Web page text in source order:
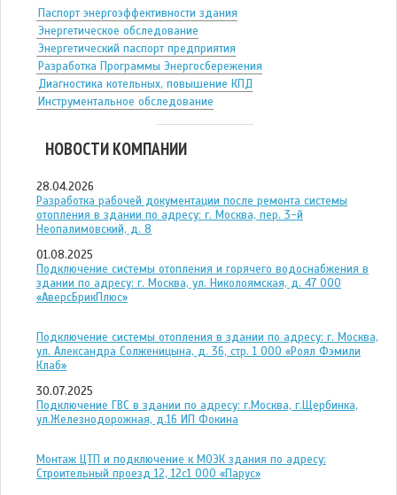
Паспорт энергоэффективности здания
Энергетическое обследование
Энергетический паспорт предприятия
Разработка Программы Энергосбережения
Диагностика котельных, повышение КПД
Инструментальное обследование
НОВОСТИ КОМПАНИИ
28.04.2026
Разработка рабочей документации после ремонта системы
отопления в здании по адресу: г. Москва, пер. 3-й
Неопалимовский, д. 8
01.08.2025
Подключение системы отопления и горячего водоснабжения в
здании по адресу: г. Москва, ул. Николоямская, д. 47 ООО
«АверсБрикПлюс»
Подключение системы отопления в здании по адресу: г. Москва,
ул. Александра Солженицына, д. 36, стр. 1 ООО «Роял Фэмили
Клаб»
30.07.2025
Подключение ГВС в здании по адресу: г.Москва, г.Щербинка,
ул.Железнодорожная, д.16 ИП Фокина
Монтаж ЦТП и подключение к МОЭК здания по адресу:
Строительный проезд 12, 12с1 ООО «Парус»